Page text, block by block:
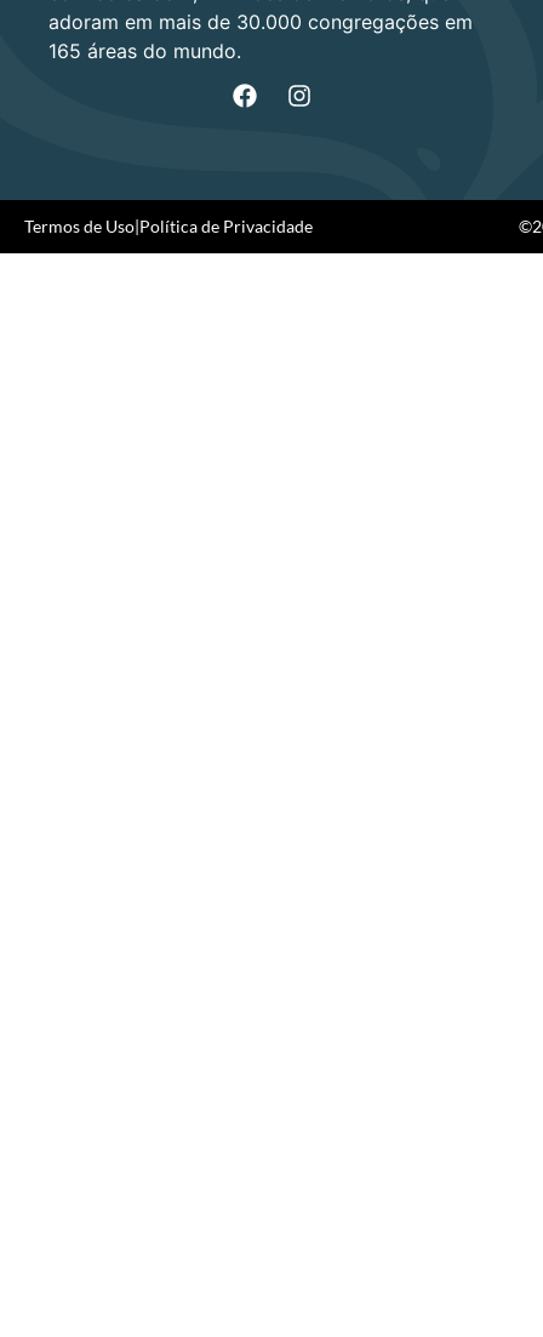
adoram em mais de 30.000 congregações em
165 áreas do mundo.
Termos de Uso|Política de Privacidade